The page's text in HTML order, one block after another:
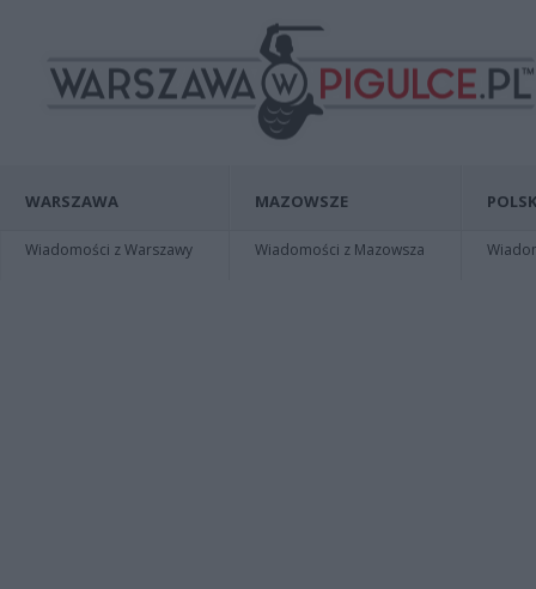
WARSZAWA
Wiadomości z Warszawy
MAZOWSZE
Wiadomości z Mazowsza